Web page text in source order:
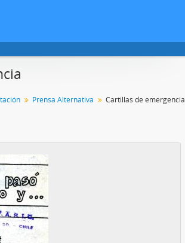
Prensa Alternativa Cartillas de emergencia